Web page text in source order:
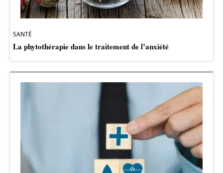
SANTÉ
La phytothérapie dans le traitement de l’anxiété